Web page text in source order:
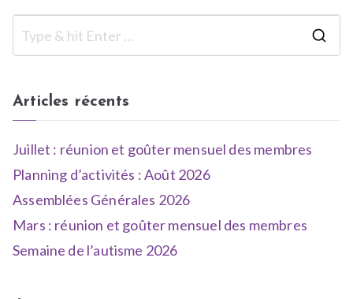
e
N
w
e
r
s
Articles récents
Juillet : réunion et goûter mensuel des membres
Planning d’activités : Août 2026
Assemblées Générales 2026
Mars : réunion et goûter mensuel des membres
Semaine de l’autisme 2026